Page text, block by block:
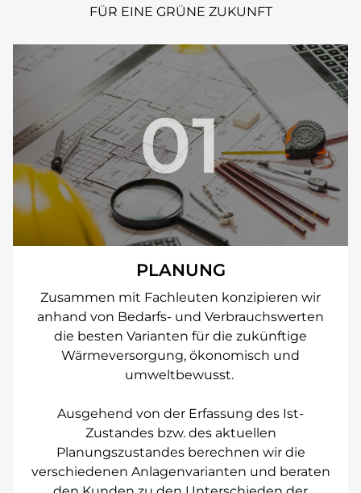
FÜR EINE GRÜNE ZUKUNFT
01
PLANUNG
Zusammen mit Fachleuten konzipieren wir
anhand von Bedarfs- und Verbrauchswerten
die besten Varianten für die zukünftige
Wärmeversorgung, ökonomisch und
umweltbewusst.
Ausgehend von der Erfassung des Ist-
Zustandes bzw. des aktuellen
Planungszustandes berechnen wir die
verschiedenen Anlagenvarianten und beraten